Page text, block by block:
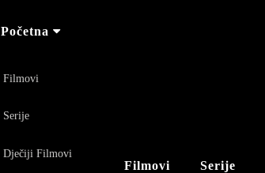
Početna
Filmovi
Serije
Dječiji Filmovi
Filmovi Serije